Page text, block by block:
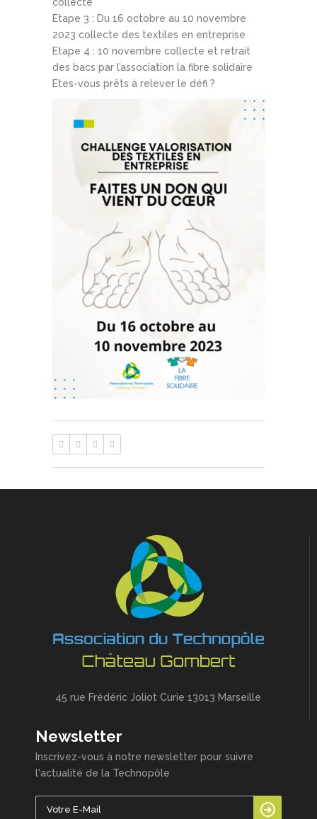
Etape 3 : Du 16 octobre au 10 novembre
2023 collecte des textiles en entreprise
Etape 4 : 10 novembre collecte et retrait
des bacs par l’association la fibre solidaire
Etes-vous prêts à relever le défi ?
45 rue Frédéric Joliot Curie 13013 Marseille
Newsletter
Inscrivez-vous à notre newsletter pour suivre
l'actualité de la Technopôle